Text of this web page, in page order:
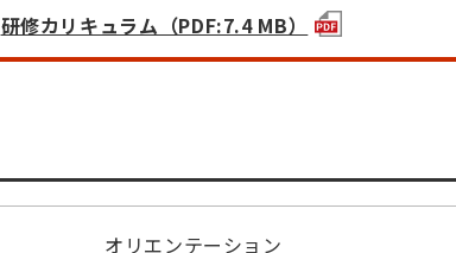
研修カリキュラム（PDF:7.4 MB）
オリエンテーション